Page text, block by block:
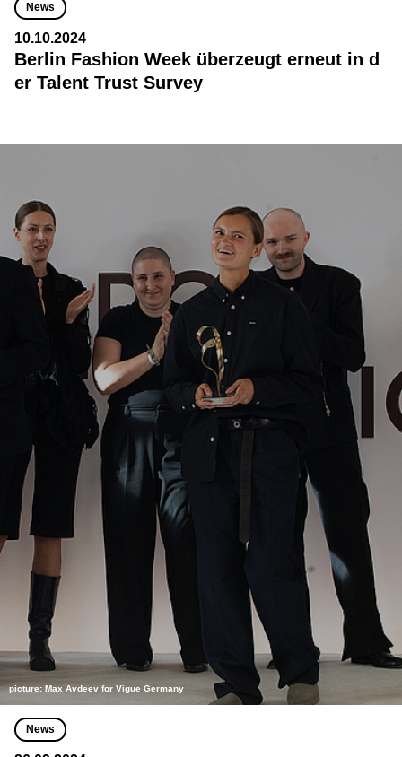
News
10.10.2024
Berlin Fashion Week überzeugt erneut in d
er Talent Trust Survey
picture: Max Avdeev for Vigue Germany
News